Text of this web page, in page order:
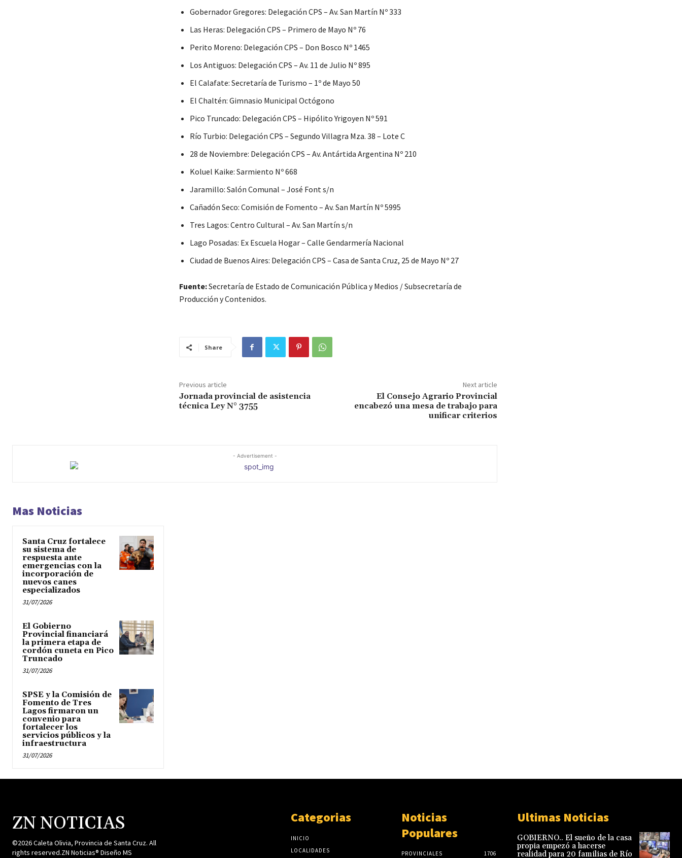
Gobernador Gregores: Delegación CPS – Av. San Martín Nº 333
Las Heras: Delegación CPS – Primero de Mayo Nº 76
Perito Moreno: Delegación CPS – Don Bosco Nº 1465
Los Antiguos: Delegación CPS – Av. 11 de Julio Nº 895
El Calafate: Secretaría de Turismo – 1º de Mayo 50
El Chaltén: Gimnasio Municipal Octógono
Pico Truncado: Delegación CPS – Hipólito Yrigoyen Nº 591
Río Turbio: Delegación CPS – Segundo Villagra Mza. 38 – Lote C
28 de Noviembre: Delegación CPS – Av. Antártida Argentina Nº 210
Koluel Kaike: Sarmiento Nº 668
Jaramillo: Salón Comunal – José Font s/n
Cañadón Seco: Comisión de Fomento – Av. San Martín Nº 5995
Tres Lagos: Centro Cultural – Av. San Martín s/n
Lago Posadas: Ex Escuela Hogar – Calle Gendarmería Nacional
Ciudad de Buenos Aires: Delegación CPS – Casa de Santa Cruz, 25 de Mayo Nº 27
Fuente:Secretaría de Estado de Comunicación Pública y Medios / Subsecretaría de
Producción y Contenidos.
Share
Previous article
Jornada provincial de asistencia
técnica Ley N° 3755
Next article
El Consejo Agrario Provincial
encabezó una mesa de trabajo para
unificar criterios
- Advertisement -
Mas Noticias
Santa Cruz fortalece
su sistema de
respuesta ante
emergencias con la
incorporación de
nuevos canes
especializados
31/07/2026
El Gobierno
Provincial financiará
la primera etapa de
cordón cuneta en Pico
Truncado
31/07/2026
SPSE y la Comisión de
Fomento de Tres
Lagos firmaron un
convenio para
fortalecer los
servicios públicos y la
infraestructura
31/07/2026
ZN NOTICIAS
©2026 Caleta Olivia, Provincia de Santa Cruz. All
rights reserved.ZN Noticias® Diseño MS
Categorias
INICIO
LOCALIDADES
Noticias
Populares
PROVINCIALES 1706
Ultimas Noticias
GOBIERNO.. El sueño de la casa
propia empezó a hacerse
realidad para 20 familias de Río